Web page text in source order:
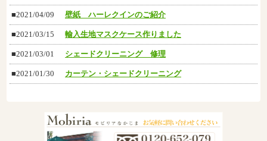
■2021/04/09 壁紙 ハーレクインのご紹介
■2021/03/15 輸入生地マスクケース作りました
■2021/03/01 シェードクリーニング 修理
■2021/01/30 カーテン・シェードクリーニング